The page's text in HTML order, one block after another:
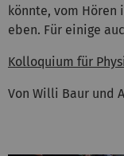
könnte, vom Hören
eben. Für einige
Kolloquium für
Von Willi Baur und